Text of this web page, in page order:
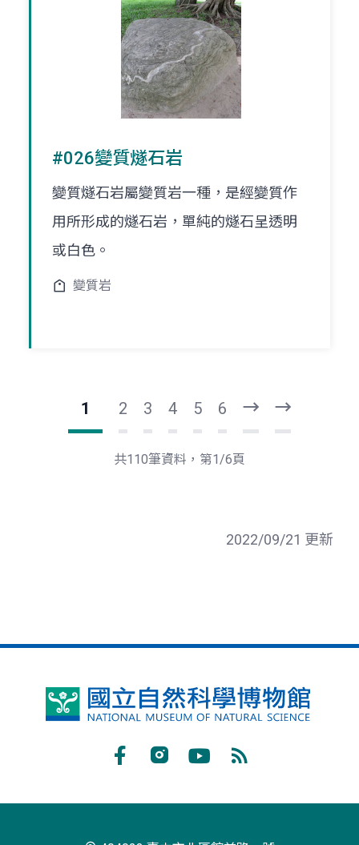
#026變質燧石岩
變質燧石岩屬變質岩一種，是經變質作
用所形成的燧石岩，單純的燧石呈透明
或白色。
變質岩
1 2 3 4 5 6
一
頁
後
共110筆資料，第1/6頁
2022/09/21 更新
國